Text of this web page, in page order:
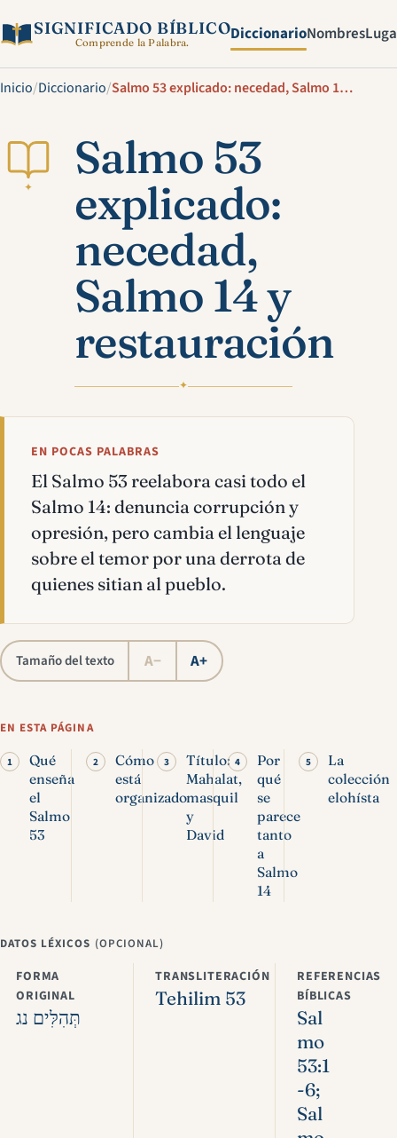
SIGNIFICADO BÍBLICO
Comprende la Palabra. DiccionarioNombres
Inicio/Diccionario/ Salmo 53 explicado: necedad, Salmo 14 y restauración
✦
Salmo 53
explicado:
necedad,
Salmo 14 y
restauración
✦
EN POCAS PALABRAS
El Salmo 53 reelabora casi todo el
Salmo 14: denuncia corrupción y
opresión, pero cambia el lenguaje
sobre el temor por una derrota de
quienes sitian al pueblo.
Tamaño del texto A− A+
EN ESTA PÁGINA
Qué
enseña
el
Salmo
53
Cómo
está
organizado
Título:
Mahalat,
masquil
y
David
Por
qué
se
parece
tanto
a
Salmo
14
La
colección
elohísta
DATOS LÉXICOS (OPCIONAL)
FORMA
ORIGINAL
תְּהִלִּים נג
TRANSLITERACIÓN
Tehilim 53
REFERENCIAS
BÍBLICAS
Sal
mo
53:1
-6;
Sal